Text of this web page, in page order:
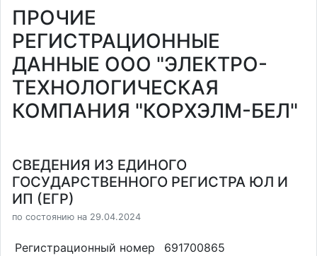
ПРОЧИЕ
РЕГИСТРАЦИОННЫЕ
ДАННЫЕ ООО "ЭЛЕКТРО-
ТЕХНОЛОГИЧЕСКАЯ
КОМПАНИЯ "КОРХЭЛМ-БЕЛ"
СВЕДЕНИЯ ИЗ ЕДИНОГО
ГОСУДАРСТВЕННОГО РЕГИСТРА ЮЛ И
ИП (ЕГР)
по состоянию на 29.04.2024
Регистрационный номер
691700865